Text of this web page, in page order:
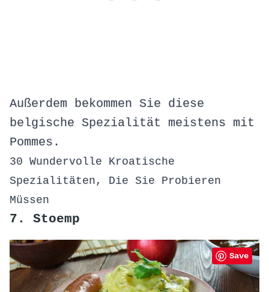
Außerdem bekommen Sie diese
belgische Spezialität meistens mit
Pommes.
30 Wundervolle Kroatische
Spezialitäten, Die Sie Probieren
Müssen
7. Stoemp
Save